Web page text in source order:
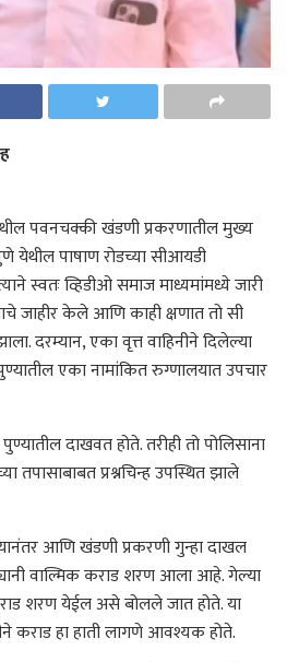
पवनचक्की खंडणी प्रकरणातील मुख्य
येथील पाषाण रोडच्या सीआयडी
व्हिडीओ समाज माध्यमांमध्ये जारी
केले आणि काही क्षणात तो सी
दरम्यान, एका वृत्त वाहिनीने दिलेल्या
एका नामांकित रुग्णालयात उपचार
दाखवत होते. तरीही तो पोलिसाना
तपासाबाबत प्रश्नचिन्ह उपस्थित झाले
आणि खंडणी प्रकरणी गुन्हा दाखल
वाल्मिक कराड शरण आला आहे. गेल्या
शरण येईल असे बोलले जात होते. या
कराड हा हाती लागणे आवश्यक होते.